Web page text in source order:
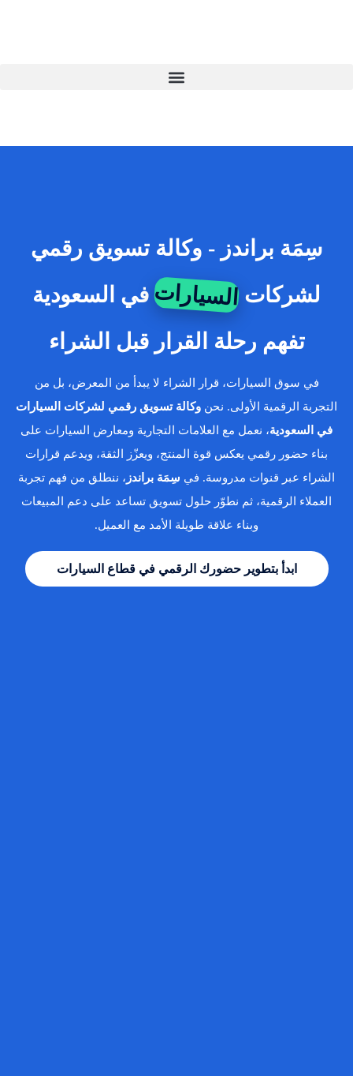
سِمَة براندز - وكالة تسويق رقمي
لشركاتالسياراتفي السعودية
تفهم رحلة القرار قبل الشراء
في سوق السيارات، قرار الشراء لا يبدأ من المعرض، بل من
التجربة الرقمية الأولى. نحن وكالة تسويق رقمي لشركات السيارات
في السعودية، نعمل مع العلامات التجارية ومعارض السيارات على
بناء حضور رقمي يعكس قوة المنتج، ويعزّز الثقة، ويدعم قرارات
الشراء عبر قنوات مدروسة. في سِمَة براندز ، ننطلق من فهم تجربة
العملاء الرقمية، ثم نطوّر حلول تسويق تساعد على دعم المبيعات
وبناء علاقة طويلة الأمد مع العميل.
ابدأ بتطوير حضورك الرقمي في قطاع السيارات